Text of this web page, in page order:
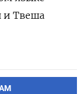
и ‌Твеша